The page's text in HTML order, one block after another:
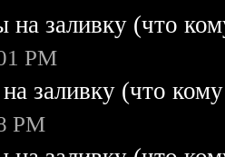
на заливку (что
PM
заливку (что
PM